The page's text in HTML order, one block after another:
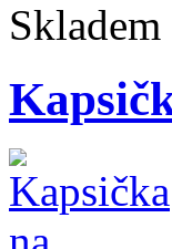
Skladem